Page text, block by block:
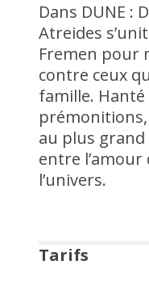
Dans DUNE :
Atreides
Fremen pour
contre ceux
famille.
au plus
entre l’amour
l’univers.
Tarifs